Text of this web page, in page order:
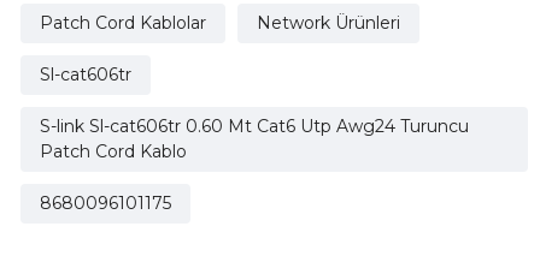
Patch Cord Kablolar Network Ürünleri
Sl-cat606tr
S-link Sl-cat606tr 0.60 Mt Cat6 Utp Awg24 Turuncu
Patch Cord Kablo
8680096101175